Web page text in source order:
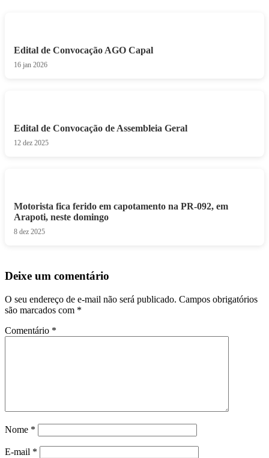
Edital de Convocação AGO Capal
16 jan 2026
Edital de Convocação de Assembleia Geral
12 dez 2025
Motorista fica ferido em capotamento na PR-092, em
Arapoti, neste domingo
8 dez 2025
Deixe um comentário
O seu endereço de e-mail não será publicado. Campos obrigatórios
são marcados com *
Comentário *
Nome *
E-mail *